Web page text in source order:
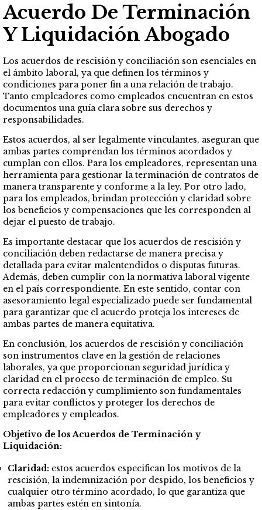
Acuerdo De Terminación
Y Liquidación Abogado
Los acuerdos de rescisión y conciliación son esenciales en
el ámbito laboral, ya que definen los términos y
condiciones para poner fin a una relación de trabajo.
Tanto empleadores como empleados encuentran en estos
documentos una guía clara sobre sus derechos y
responsabilidades.
Estos acuerdos, al ser legalmente vinculantes, aseguran que
ambas partes comprendan los términos acordados y
cumplan con ellos. Para los empleadores, representan una
herramienta para gestionar la terminación de contratos de
manera transparente y conforme a la ley. Por otro lado,
para los empleados, brindan protección y claridad sobre
los beneficios y compensaciones que les corresponden al
dejar el puesto de trabajo.
Es importante destacar que los acuerdos de rescisión y
conciliación deben redactarse de manera precisa y
detallada para evitar malentendidos o disputas futuras.
Además, deben cumplir con la normativa laboral vigente
en el país correspondiente. En este sentido, contar con
asesoramiento legal especializado puede ser fundamental
para garantizar que el acuerdo proteja los intereses de
ambas partes de manera equitativa.
En conclusión, los acuerdos de rescisión y conciliación
son instrumentos clave en la gestión de relaciones
laborales, ya que proporcionan seguridad jurídica y
claridad en el proceso de terminación de empleo. Su
correcta redacción y cumplimiento son fundamentales
para evitar conflictos y proteger los derechos de
empleadores y empleados.
Objetivo de los Acuerdos de Terminación y
Liquidación:
Claridad: estos acuerdos especifican los motivos de la
rescisión, la indemnización por despido, los beneficios y
cualquier otro término acordado, lo que garantiza que
ambas partes estén en sintonía.